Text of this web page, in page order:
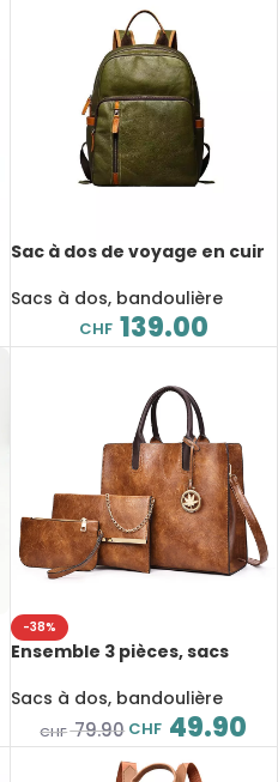
Sac à dos de voyage en cuir
portable jusqu’à 15″, multi-
Sacs à dos, bandoulière
CHF 139.00
-38%
Ensemble 3 pièces, sacs
décontractés, mode rétro
Sacs à dos, bandoulière
CHF79.90 CHF 49.90